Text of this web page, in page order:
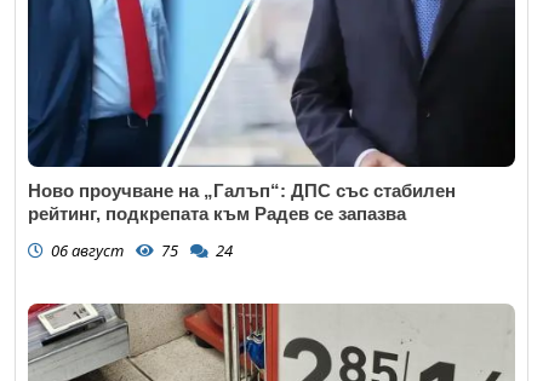
Ново проучване на „Галъп“: ДПС със стабилен
рейтинг, подкрепата към Радев се запазва
06 август 75 24